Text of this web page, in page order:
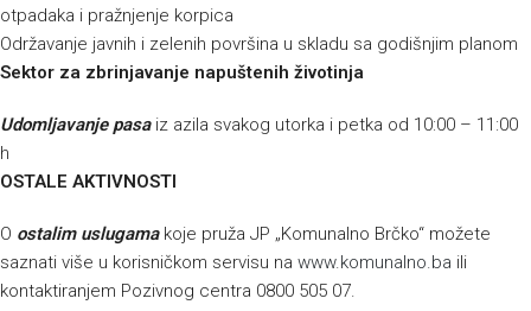
otpadaka i pražnjenje korpica
Održavanje javnih i zelenih površina u skladu sa godišnjim planom
Sektor za zbrinjavanje napuštenih životinja
Udomljavanje pasaiz azila svakog utorka i petka od 10:00 – 11:00
h
OSTALE AKTIVNOSTI
O ostalim uslugamakoje pruža JP „Komunalno Brčko“ možete
saznati više u korisničkom servisu na www.komunalno.ba ili
kontaktiranjem Pozivnog centra 0800 505 07.